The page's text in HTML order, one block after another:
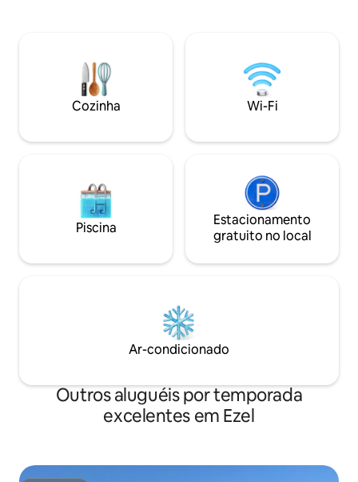
refúgio isolado, mas conveniente, é
perfeito para casais ou amigos que
procuram uma escapada romântica ou
aventureira. The Turtle combina arte,
relaxante em Kentucky.
golfe local,
disso, você
pequenas
estaduais, lojas
Cozinha Wi-Fi
Piscina
Estacionamento
gratuito no local
Ar-condicionado
Outros aluguéis por temporada
excelentes em Ezel